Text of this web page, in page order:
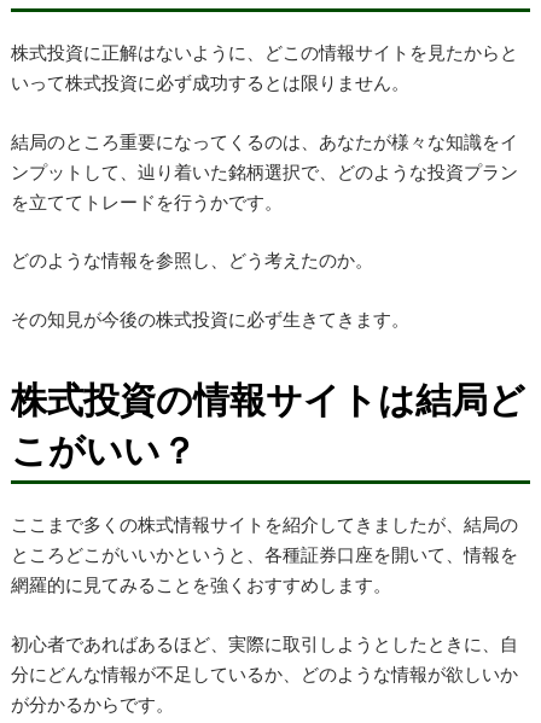
株式投資に正解はないように、どこの情報サイトを見たからと
いって株式投資に必ず成功するとは限りません。
結局のところ重要になってくるのは、あなたが様々な知識をイ
ンプットして、辿り着いた銘柄選択で、どのような投資プラン
を立ててトレードを行うかです。
どのような情報を参照し、どう考えたのか。
その知見が今後の株式投資に必ず生きてきます。
株式投資の情報サイトは結局ど
こがいい？
ここまで多くの株式情報サイトを紹介してきましたが、結局の
ところどこがいいかというと、各種証券口座を開いて、情報を
網羅的に見てみることを強くおすすめします。
初心者であればあるほど、実際に取引しようとしたときに、自
分にどんな情報が不足しているか、どのような情報が欲しいか
が分かるからです。